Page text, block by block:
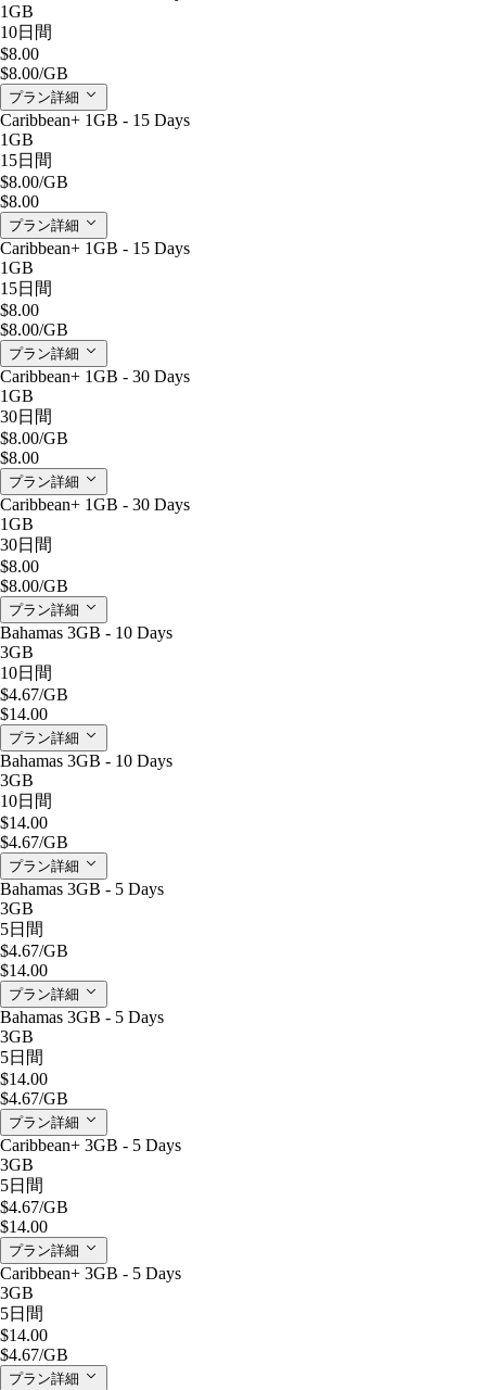
1GB
10日間
$8.00
$8.00/GB
プラン詳細
Caribbean+ 1GB - 15 Days
1GB
15日間
$8.00/GB
$8.00
プラン詳細
Caribbean+ 1GB - 15 Days
1GB
15日間
$8.00
$8.00/GB
プラン詳細
Caribbean+ 1GB - 30 Days
1GB
30日間
$8.00/GB
$8.00
プラン詳細
Caribbean+ 1GB - 30 Days
1GB
30日間
$8.00
$8.00/GB
プラン詳細
Bahamas 3GB - 10 Days
3GB
10日間
$4.67/GB
$14.00
プラン詳細
Bahamas 3GB - 10 Days
3GB
10日間
$14.00
$4.67/GB
プラン詳細
Bahamas 3GB - 5 Days
3GB
5日間
$4.67/GB
$14.00
プラン詳細
Bahamas 3GB - 5 Days
3GB
5日間
$14.00
$4.67/GB
プラン詳細
Caribbean+ 3GB - 5 Days
3GB
5日間
$4.67/GB
$14.00
プラン詳細
Caribbean+ 3GB - 5 Days
3GB
5日間
$14.00
$4.67/GB
プラン詳細